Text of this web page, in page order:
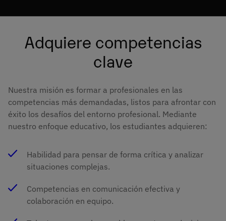
Adquiere competencias
clave
Nuestra misión es formar a profesionales en las
competencias más demandadas, listos para afrontar con
éxito los desafíos del entorno profesional. Mediante
nuestro enfoque educativo, los estudiantes adquieren:
Habilidad para pensar de forma crítica y analizar
situaciones complejas.
Competencias en comunicación efectiva y
colaboración en equipo.